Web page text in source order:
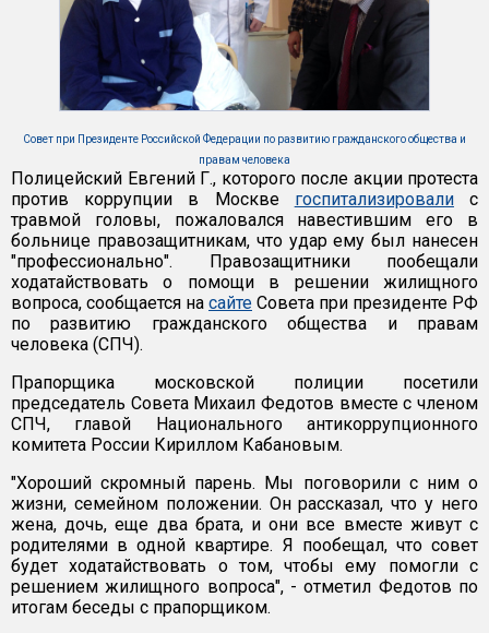
Совет при Президенте Российской Федерации по развитию гражданского общества и
правам человека
Полицейский Евгений Г., которого после акции протеста
против коррупции в Москве госпитализировалис
травмой головы, пожаловался навестившим его в
больнице правозащитникам, что удар ему был нанесен
"профессионально". Правозащитники пообещали
ходатайствовать о помощи в решении жилищного
вопроса, сообщается на сайте Совета при президенте РФ
по развитию гражданского общества и правам
человека (СПЧ).
Прапорщика московской полиции посетили
председатель Совета Михаил Федотов вместе с членом
СПЧ, главой Национального антикоррупционного
комитета России Кириллом Кабановым.
"Хороший скромный парень. Мы поговорили с ним о
жизни, семейном положении. Он рассказал, что у него
жена, дочь, еще два брата, и они все вместе живут с
родителями в одной квартире. Я пообещал, что совет
будет ходатайствовать о том, чтобы ему помогли с
решением жилищного вопроса", - отметил Федотов по
итогам беседы с прапорщиком.